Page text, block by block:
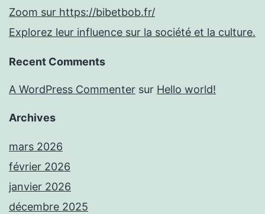
Zoom sur https://bibetbob.fr/
Explorez leur influence sur la société et la culture.
Recent Comments
A WordPress Commenter sur Hello world!
Archives
mars 2026
février 2026
janvier 2026
décembre 2025